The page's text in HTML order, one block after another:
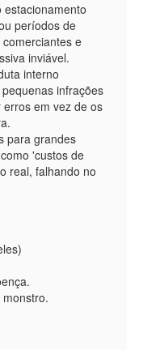
períodos de
e
inviável.
interno
infrações
em vez de os
para grandes
'custos de
real, falhando no